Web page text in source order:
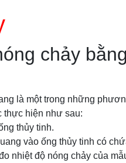
chảy
là một trong những
thực hiện như sau:
thủy tinh.
vào ống thủy tinh có
nhiệt độ nóng chảy của